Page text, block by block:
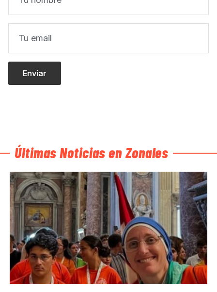
Últimas Noticias en Zonales